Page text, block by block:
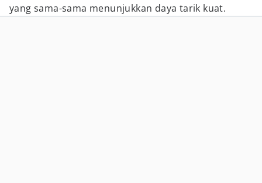
yang sama-sama menunjukkan daya tarik kuat.